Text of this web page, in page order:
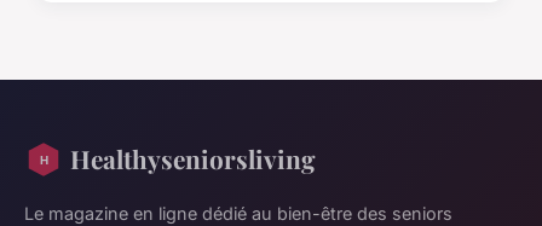
Healthyseniorsliving
Le magazine en ligne dédié au bien-être des seniors